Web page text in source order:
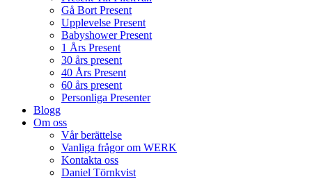
Gå Bort Present
Upplevelse Present
Babyshower Present
1 Års Present
30 års present
40 Års Present
60 års present
Personliga Presenter
Blogg
Om oss
Vår berättelse
Vanliga frågor om WERK
Kontakta oss
Daniel Törnkvist